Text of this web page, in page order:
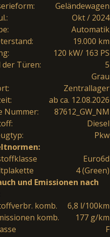
Geländewagen
Okt / 2024
Automatik
19.000 km
120 kW/ 163 PS
der Türen:
5
Grau
Zentrallager
ab ca. 12.08.2026
Nummer:
87612_GW_NM
Diesel
Pkw
Euro6d
4 (Green)
und Emissionen nach
komb.
6,8 l/100km
komb.
177 g/km
F